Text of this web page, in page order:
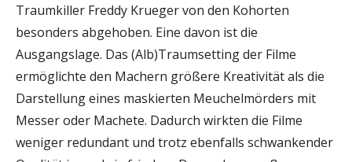
Traumkiller Freddy Krueger von den Kohorten
besonders abgehoben. Eine davon ist die
Ausgangslage. Das (Alb)Traumsetting der Filme
ermöglichte den Machern größere Kreativität als die
Darstellung eines maskierten Meuchelmörders mit
Messer oder Machete. Dadurch wirkten die Filme
weniger redundant und trotz ebenfalls schwankender